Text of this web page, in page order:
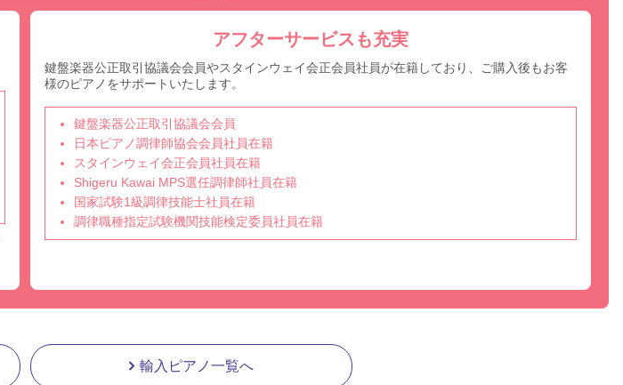
アフターサービスも充実
鍵盤楽器公正取引協議会会員やスタインウェイ会正会員社員が在籍しており、ご購入後もお客
様のピアノをサポートいたします。
鍵盤楽器公正取引協議会会員
日本ピアノ調律師協会会員社員在籍
スタインウェイ会正会員社員在籍
Shigeru Kawai MPS選任調律師社員在籍
国家試験1級調律技能士社員在籍
調律職種指定試験機関技能検定委員社員在籍
輸入ピアノ一覧へ